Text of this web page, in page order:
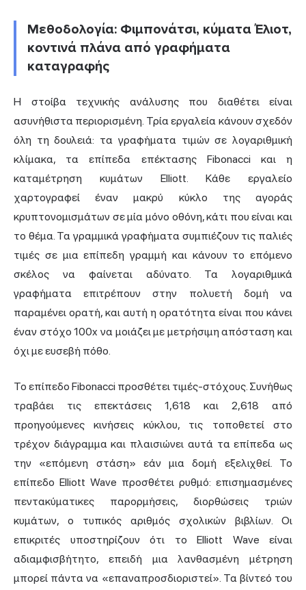
Μεθοδολογία: Φιμπονάτσι, κύματα Έλιοτ,
κοντινά πλάνα από γραφήματα
καταγραφής
Η στοίβα τεχνικής ανάλυσης που διαθέτει είναι
ασυνήθιστα περιορισμένη. Τρία εργαλεία κάνουν σχεδόν
όλη τη δουλειά: τα γραφήματα τιμών σε λογαριθμική
κλίμακα, τα επίπεδα επέκτασης Fibonacci και η
καταμέτρηση κυμάτων Elliott. Κάθε εργαλείο
χαρτογραφεί έναν μακρύ κύκλο της αγοράς
κρυπτονομισμάτων σε μία μόνο οθόνη, κάτι που είναι και
το θέμα. Τα γραμμικά γραφήματα συμπιέζουν τις παλιές
τιμές σε μια επίπεδη γραμμή και κάνουν το επόμενο
σκέλος να φαίνεται αδύνατο. Τα λογαριθμικά
γραφήματα επιτρέπουν στην πολυετή δομή να
παραμένει ορατή, και αυτή η ορατότητα είναι που κάνει
έναν στόχο 100x να μοιάζει με μετρήσιμη απόσταση και
όχι με ευσεβή πόθο.
Το επίπεδο Fibonacci προσθέτει τιμές-στόχους. Συνήθως
τραβάει τις επεκτάσεις 1,618 και 2,618 από
προηγούμενες κινήσεις κύκλου, τις τοποθετεί στο
τρέχον διάγραμμα και πλαισιώνει αυτά τα επίπεδα ως
την «επόμενη στάση» εάν μια δομή εξελιχθεί. Το
επίπεδο Elliott Wave προσθέτει ρυθμό: επισημασμένες
πεντακύματικες παρορμήσεις, διορθώσεις τριών
κυμάτων, ο τυπικός αριθμός σχολικών βιβλίων. Οι
επικριτές υποστηρίζουν ότι το Elliott Wave είναι
αδιαμφισβήτητο, επειδή μια λανθασμένη μέτρηση
μπορεί πάντα να «επαναπροσδιοριστεί». Τα βίντεό του